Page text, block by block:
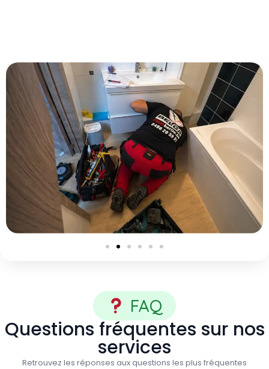
FAQ
Questions fréquentes sur nos
services
Retrouvez les réponses aux questions les plus fréquentes